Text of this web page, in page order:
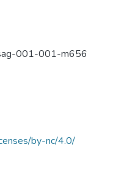
001-001-m656
by-nc/4.0/